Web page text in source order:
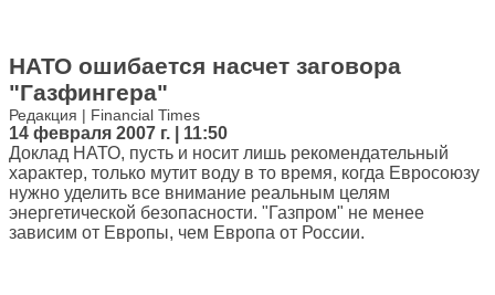
НАТО ошибается насчет заговора
"Газфингера"
Редакция | Financial Times
14 февраля 2007 г. | 11:50
Доклад НАТО, пусть и носит лишь рекомендательный
характер, только мутит воду в то время, когда Евросоюзу
нужно уделить все внимание реальным целям
энергетической безопасности. "Газпром" не менее
зависим от Европы, чем Европа от России.